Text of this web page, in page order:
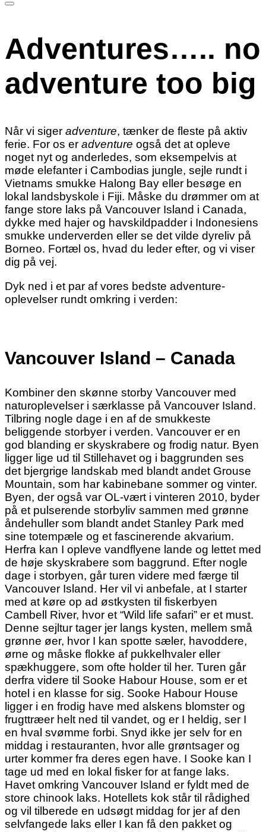
Adventures….. no
adventure too big
Når vi siger adventure, tænker de fleste på aktiv
ferie. For os er adventure også det at opleve
noget nyt og anderledes, som eksempelvis at
møde elefanter i Cambodias jungle, sejle rundt i
Vietnams smukke Halong Bay eller besøge en
lokal landsbyskole i Fiji. Måske du drømmer om at
fange store laks på Vancouver Island i Canada,
dykke med hajer og havskildpadder i Indonesiens
smukke underverden eller se det vilde dyreliv på
Borneo. Fortæl os, hvad du leder efter, og vi viser
dig på vej.
Dyk ned i et par af vores bedste adventure-
oplevelser rundt omkring i verden:
Vancouver Island – Canada
Kombiner den skønne storby Vancouver med
naturoplevelser i særklasse på Vancouver Island.
Tilbring nogle dage i en af de smukkeste
beliggende storbyer i verden. Vancouver er en
god blanding er skyskrabere og frodig natur. Byen
ligger lige ud til Stillehavet og i baggrunden ses
det bjergrige landskab med blandt andet Grouse
Mountain, som har kabinebane sommer og vinter.
Byen, der også var OL-vært i vinteren 2010, byder
på et pulserende storbyliv sammen med grønne
åndehuller som blandt andet Stanley Park med
sine totempæle og et fascinerende akvarium.
Herfra kan I opleve vandflyene lande og lettet med
de høje skyskrabere som baggrund. Efter nogle
dage i storbyen, går turen videre med færge til
Vancouver Island. Her vil vi anbefale, at I starter
med at køre op ad østkysten til fiskerbyen
Cambell River, hvor et “Wild life safari” er et must.
Denne sejltur tager jer langs kysten, mellem små
grønne øer, hvor I kan spotte sæler, havoddere,
ørne og måske flokke af pukkelhvaler eller
spækhuggere, som ofte holder til her. Turen går
derfra videre til Sooke Habour House, som er et
hotel i en klasse for sig. Sooke Habour House
ligger i en frodig have med alskens blomster og
frugttræer helt ned til vandet, og er I heldig, ser I
en hval svømme forbi. Snyd ikke jer selv for en
middag i restauranten, hvor alle grøntsager og
urter kommer fra deres egen have. I Sooke kan I
tage ud med en lokal fisker for at fange laks.
Havet omkring Vancouver Island er fyldt med de
store chinook laks. Hotellets kok står til rådighed
og vil tilberede en udsøgt middag for jer af den
selvfangede laks eller I kan få den pakket og